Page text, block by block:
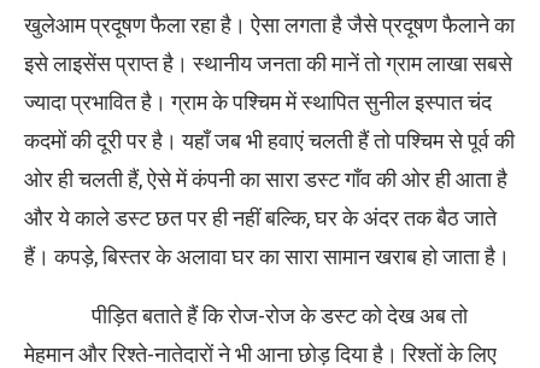
खुलेआम प्रदूषण फैला रहा है। ऐसा लगता है जैसे प्रदूषण फैलाने का
इसे लाइसेंस प्राप्त है। स्थानीय जनता की मानें तो ग्राम लाखा सबसे
ज्यादा प्रभावित है। ग्राम के पश्चिम में स्थापित सुनील इस्पात चंद
कदमों की दूरी पर है। यहाँ जब भी हवाएं चलती हैं तो पश्चिम से पूर्व की
ओर ही चलती हैं, ऐसे में कंपनी का सारा डस्ट गाँव की ओर ही आता है
और ये काले डस्ट छत पर ही नहीं बल्कि, घर के अंदर तक बैठ जाते
हैं। कपड़े, बिस्तर के अलावा घर का सारा सामान खराब हो जाता है।
पीड़ित बताते हैं कि रोज-रोज के डस्ट को देख अब तो
मेहमान और रिश्ते-नातेदारों ने भी आना छोड़ दिया है। रिश्तों के लिए